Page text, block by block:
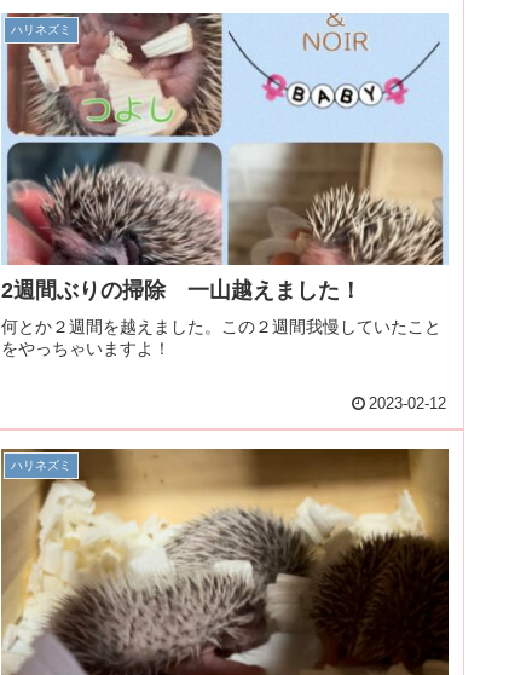
ハリネズミ
2週間ぶりの掃除 一山越えました！
何とか２週間を越えました。この２週間我慢していたこと
をやっちゃいますよ！
2023-02-12
ハリネズミ